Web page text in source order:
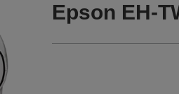
Epson EH-